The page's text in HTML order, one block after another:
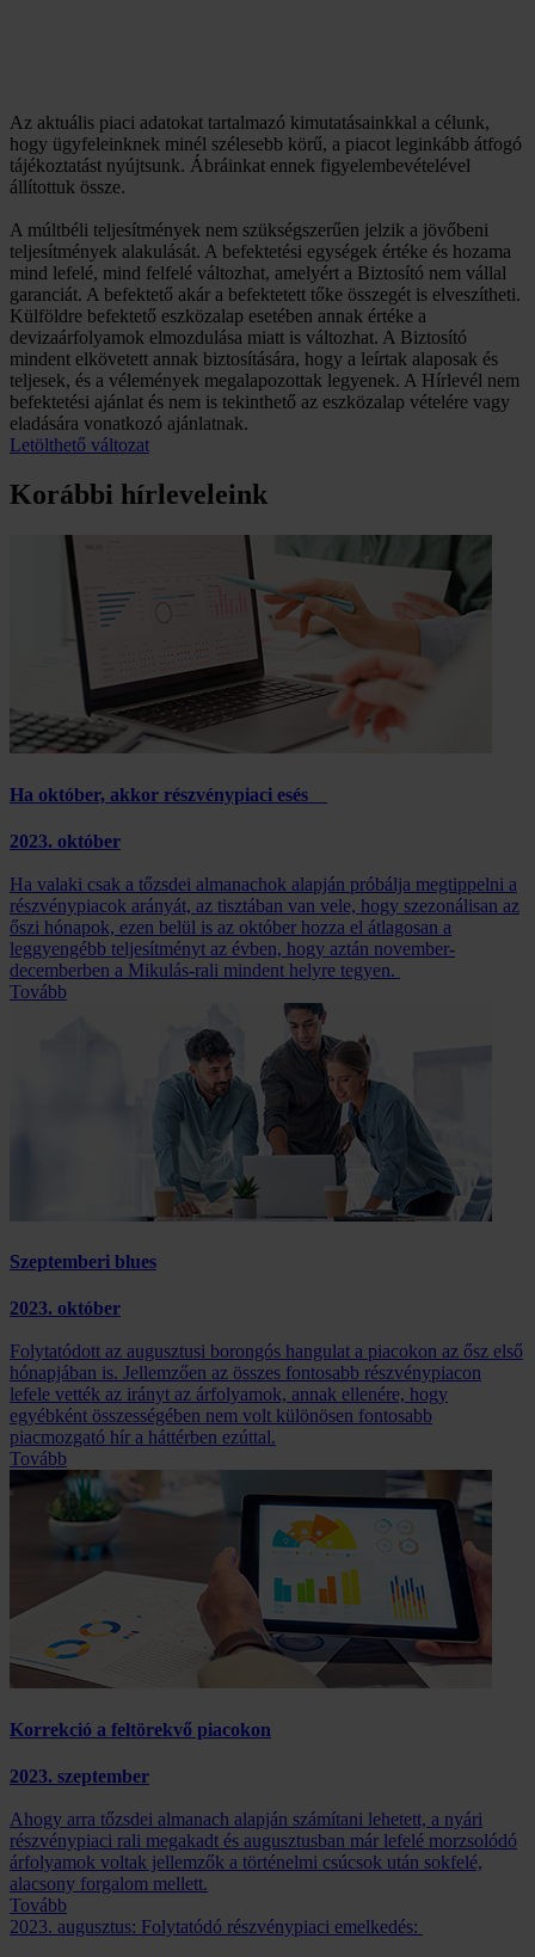
Az aktuális piaci adatokat tartalmazó kimutatásainkkal a célunk,
hogy ügyfeleinknek minél szélesebb körű, a piacot leginkább átfogó
tájékoztatást nyújtsunk. Ábráinkat ennek figyelembevételével
állítottuk össze.
A múltbéli teljesítmények nem szükségszerűen jelzik a jövőbeni
teljesítmények alakulását. A befektetési egységek értéke és hozama
mind lefelé, mind felfelé változhat, amelyért a Biztosító nem vállal
garanciát. A befektető akár a befektetett tőke összegét is elveszítheti.
Külföldre befektető eszközalap esetében annak értéke a
devizaárfolyamok elmozdulása miatt is változhat. A Biztosító
mindent elkövetett annak biztosítására, hogy a leírtak alaposak és
teljesek, és a vélemények megalapozottak legyenek. A Hírlevél nem
befektetési ajánlat és nem is tekinthető az eszközalap vételére vagy
eladására vonatkozó ajánlatnak.
Letölthető változat
Korábbi hírleveleink
Ha október, akkor részvénypiaci esés
2023. október
Ha valaki csak a tőzsdei almanachok alapján próbálja megtippelni a
részvénypiacok arányát, az tisztában van vele, hogy szezonálisan az
őszi hónapok, ezen belül is az október hozza el átlagosan a
leggyengébb teljesítményt az évben, hogy aztán november-
decemberben a Mikulás-rali mindent helyre tegyen.
Tovább
Szeptemberi blues
2023. október
Folytatódott az augusztusi borongós hangulat a piacokon az ősz első
hónapjában is. Jellemzően az összes fontosabb részvénypiacon
lefele vették az irányt az árfolyamok, annak ellenére, hogy
egyébként összességében nem volt különösen fontosabb
piacmozgató hír a háttérben ezúttal.
Tovább
Korrekció a feltörekvő piacokon
2023. szeptember
Ahogy arra tőzsdei almanach alapján számítani lehetett, a nyári
részvénypiaci rali megakadt és augusztusban már lefelé morzsolódó
árfolyamok voltak jellemzők a történelmi csúcsok után sokfelé,
alacsony forgalom mellett.
Tovább
2023. augusztus: Folytatódó részvénypiaci emelkedés: